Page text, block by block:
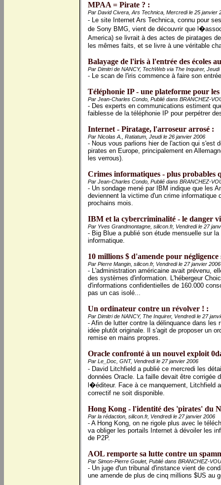
MPAA = Pirate ? :
Par David Civera, Ars Technica, Mercredi le 25 janvier
- Le site Internet Ars Technica, connu pour
de Sony BMG, vient de découvrir que
America) se livrait à des actes de piratages
les mêmes faits, et se livre à une véritable
Balayage de l'iris à l'entrée des écoles
Par Dimitri de NANCY, TechWeb via The Inquirer,
- Le scan de l'iris commence à faire son
Téléphonie IP - une plateforme pour
Par Jean-Charles Condo, Publié dans BRANCHEZ-
- Des experts en communications estiment
faiblesse de la téléphonie IP pour perpétrer
Internet - Piratage, l'arroseur arrosé :
Par Nicolas A., Ratiatum, Jeudi le 26 janvier 2006
- Nous vous parlions hier de l'action qui s'est
pirates en Europe, principalement en
les verrous).
Crimes informatiques - plus probables
Par Jean-Charles Condo, Publié dans BRANCHEZ-
- Un sondage mené par IBM indique que les
deviennent la victime d'un crime informatique
prochains mois.
IBM et la cybercriminalité - le danger
Par Yves Grandmontagne, silicon.fr, Vendredi le 27
- Big Blue a publié son étude mensuelle sur
informatique.
10 millions $ d'amende pour
Par Pierre Mangin, silicon.fr, Vendredi le 27 janvier 2006
- L'administration américaine avait prévenu,
des systèmes d'information. L'hébergeur
d'informations confidentielles de 160.000
pas un cas isolé...
Un ordinateur contre un révolver ! :
Par Dimitri de NANCY, The Inquirer, Vendredi le 27
- Afin de lutter contre la délinquance dans
idée plutôt originale. Il s'agit de proposer un
remise en mains propres.
Oracle confronté à un nouvel exploit
Par Le_Doc, GNT, Vendredi le 27 janvier 2006
- David Litchfield a publié ce mercredi les
données Oracle. La faille devait être corrigée
l�éditeur. Face à ce manquement, Litchfield
correctif ne soit disponible.
Hong Kong - l'identité des 'pirates' du
Par la rédaction, silicon.fr, Vendredi le 27 janvier 2006
- A Hong Kong, on ne rigole plus avec le
va obliger les portails Internet à dévoiler les
de P2P.
AOL remporte sa lutte contre un
Par Simon-Pierre Goulet, Publié dans BRANCHEZ-
- Un juge d'un tribunal d'instance vient de
une amende de plus de cinq millions $US au